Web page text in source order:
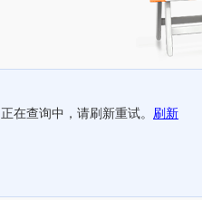
正在查询中，请刷新重试。 刷新